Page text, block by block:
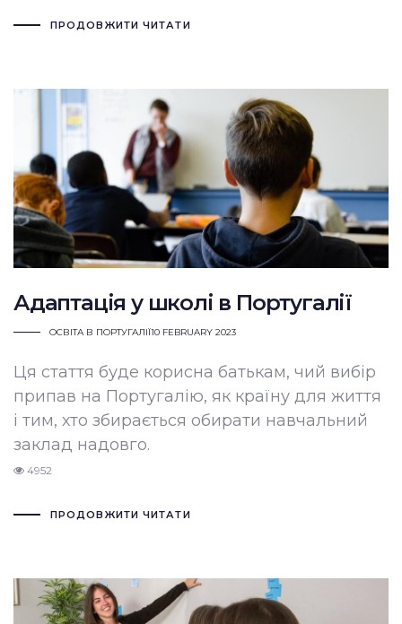
ПРОДОВЖИТИ ЧИТАТИ
Адаптація у школі в Португалії
ОСВІТА В ПОРТУГАЛІЇ10 FEBRUARY 2023
Ця стаття буде корисна батькам, чий вибір
припав на Португалію, як країну для життя
і тим, хто збирається обирати навчальний
заклад надовго.
4952
ПРОДОВЖИТИ ЧИТАТИ